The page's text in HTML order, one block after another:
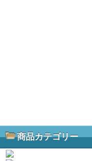
商品カテゴリー